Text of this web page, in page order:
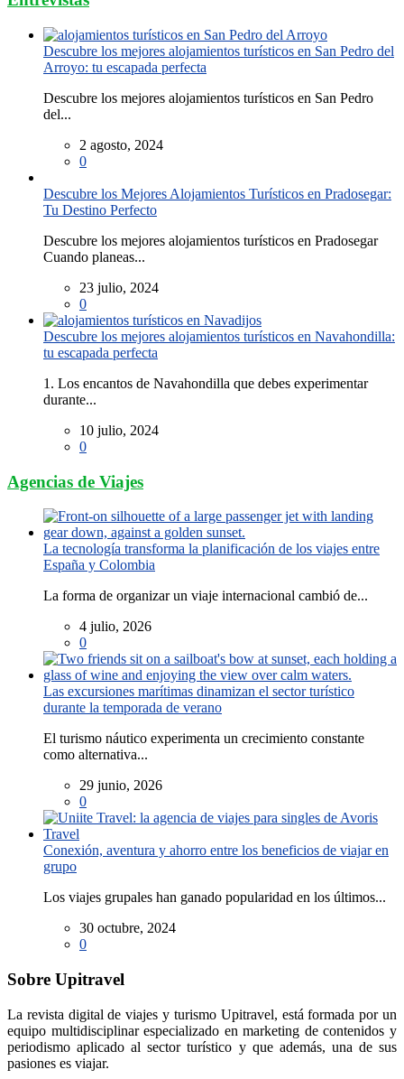
Descubre los mejores alojamientos turísticos en San Pedro del
Arroyo: tu escapada perfecta
Descubre los mejores alojamientos turísticos en San Pedro
del...
2 agosto, 2024
0
Descubre los Mejores Alojamientos Turísticos en Pradosegar:
Tu Destino Perfecto
Descubre los mejores alojamientos turísticos en Pradosegar
Cuando planeas...
23 julio, 2024
0
Descubre los mejores alojamientos turísticos en Navahondilla:
tu escapada perfecta
1. Los encantos de Navahondilla que debes experimentar
durante...
10 julio, 2024
0
Agencias de Viajes
La tecnología transforma la planificación de los viajes entre
España y Colombia
La forma de organizar un viaje internacional cambió de...
4 julio, 2026
0
Las excursiones marítimas dinamizan el sector turístico
durante la temporada de verano
El turismo náutico experimenta un crecimiento constante
como alternativa...
29 junio, 2026
0
Conexión, aventura y ahorro entre los beneficios de viajar en
grupo
Los viajes grupales han ganado popularidad en los últimos...
30 octubre, 2024
0
Sobre Upitravel
La revista digital de viajes y turismo Upitravel, está formada por un
equipo multidisciplinar especializado en marketing de contenidos y
periodismo aplicado al sector turístico y que además, una de sus
pasiones es viajar.